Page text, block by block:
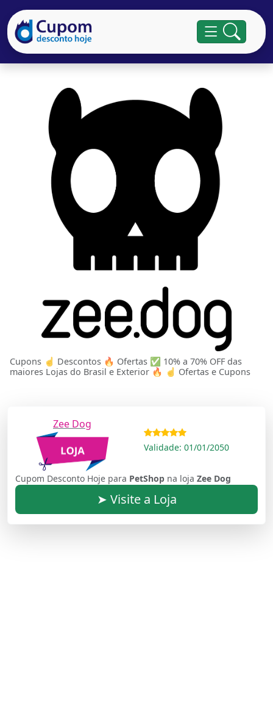
Cupons ☝ Descontos 🔥 Ofertas ✅ 10% a 70% OFF das
maiores Lojas do Brasil e Exterior 🔥 ☝ Ofertas e Cupons
Zee Dog
Validade: 01/01/2050
Cupom Desconto Hoje para PetShop na loja Zee Dog
➤ Visite a Loja